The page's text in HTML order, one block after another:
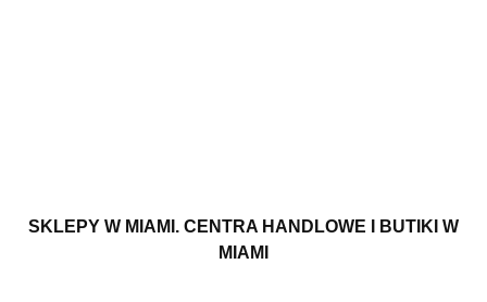
SKLEPY W MIAMI. CENTRA HANDLOWE I BUTIKI W
MIAMI